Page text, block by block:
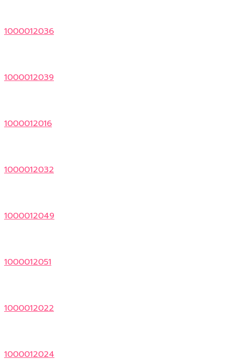
1000012036
1000012039
1000012016
1000012032
1000012049
1000012051
1000012022
1000012024